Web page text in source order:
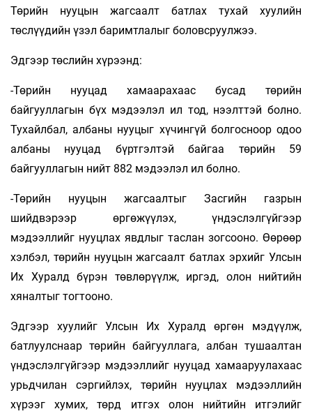
Төрийн нууцын жагсаалт батлах тухай хуулийн
төслүүдийн үзэл баримтлалыг боловсруулжээ.
Эдгээр төслийн хүрээнд:
-Төрийн нууцад хамаарахаас бусад төрийн
байгууллагын бүх мэдээлэл ил тод, нээлттэй болно.
Тухайлбал, албаны нууцыг хүчингүй болгосноор одоо
албаны нууцад бүртгэлтэй байгаа төрийн 59
байгууллагын нийт 882 мэдээлэл ил болно.
-Төрийн нууцын жагсаалтыг Засгийн газрын
шийдвэрээр өргөжүүлэх, үндэслэлгүйгээр
мэдээллийг нууцлах явдлыг таслан зогсооно. Өөрөөр
хэлбэл, төрийн нууцын жагсаалт батлах эрхийг Улсын
Их Хуралд бүрэн төвлөрүүлж, иргэд, олон нийтийн
хяналтыг тогтооно.
Эдгээр хуулийг Улсын Их Хуралд өргөн мэдүүлж,
батлуулснаар төрийн байгууллага, албан тушаалтан
үндэслэлгүйгээр мэдээллийг нууцад хамааруулахаас
урьдчилан сэргийлэх, төрийн нууцлах мэдээллийн
хүрээг хумих, төрд итгэх олон нийтийн итгэлийг